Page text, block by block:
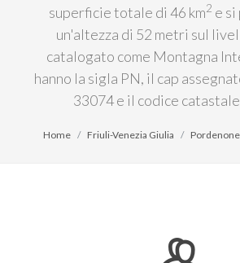
superficie totale di 46 km2 e si
un'altezza di 52 metri sul
catalogato come Montagna
hanno la sigla PN, il cap
33074 e il codice
Home Friuli-Venezia Giulia Pordenone